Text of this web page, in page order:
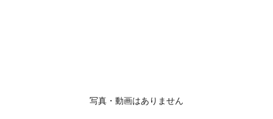
写真・動画はありません